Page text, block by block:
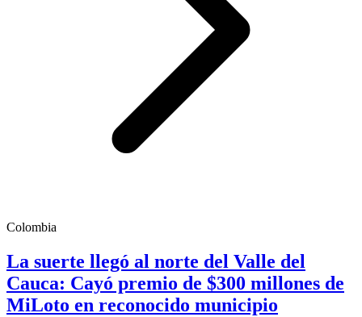
Colombia
La suerte llegó al norte del Valle del
Cauca: Cayó premio de $300 millones de
MiLoto en reconocido municipio